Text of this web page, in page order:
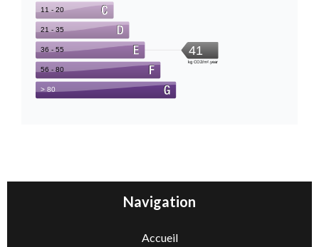
Navigation
Accueil